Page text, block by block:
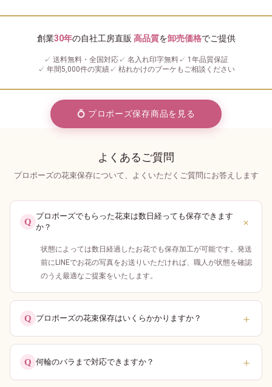
創業30年の自社工房直販 高品質を卸売価格でご提供
✓ 送料無料・全国対応 ✓ 名入れ印字無料 ✓ 1年品質保証
✓ 年間5,000件の実績✓ 枯れかけのブーケもご相談ください
💍 プロポーズ保存商品を見る
よくあるご質問
プロポーズの花束保存について、よくいただくご質問にお答えします
Q
プロポーズでもらった花束は数日経っても保存できます
か？
＋
状態によっては数日経過したお花でも保存加工が可能です。発送
前にLINEでお花の写真をお送りいただければ、職人が状態を確認
のうえ最適なご提案をいたします。
Q プロポーズの花束保存はいくらかかりますか？ ＋
Q 何輪のバラまで対応できますか？ ＋